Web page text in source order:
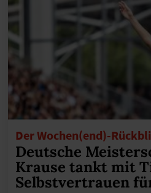
Der Wochen(end)-
Deutsche
Krause tankt mit
Selbstvertrauen